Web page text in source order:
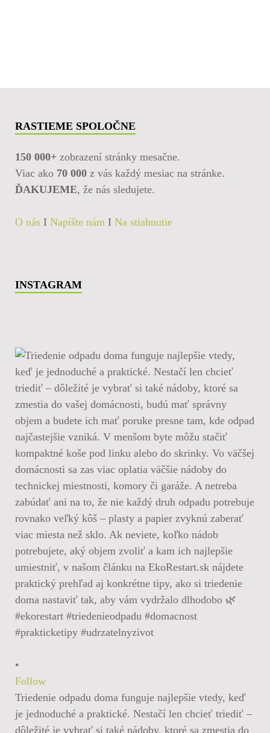
RASTIEME SPOLOČNE
150 000+ zobrazení stránky mesačne.
Viac ako 70 000 z vás každý mesiac na stránke.
ĎAKUJEME, že nás sledujete.
O nás I Napíšte nám I Na stiahnutie
INSTAGRAM
•
Follow
Triedenie odpadu doma funguje najlepšie vtedy, keď
je jednoduché a praktické. Nestačí len chcieť triediť –
dôležité je vybrať si také nádoby, ktoré sa zmestia do